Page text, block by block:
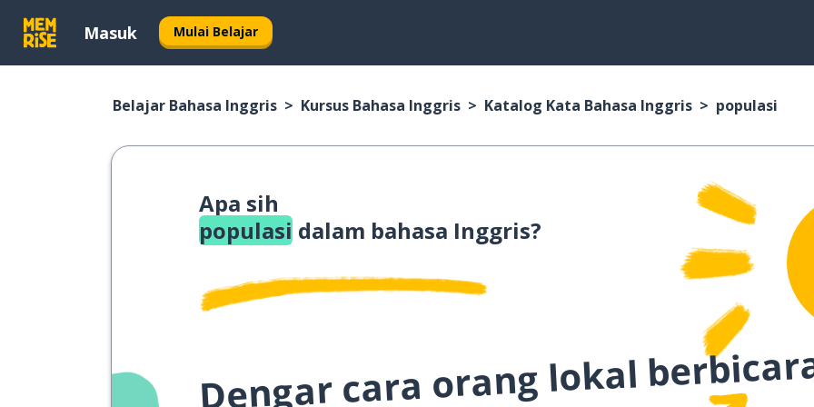
Masuk Mulai Belajar
Belajar Bahasa Inggris Kursus Bahasa Inggris Katalog Kata Bahasa Inggris populasi
Apa sih
populasi dalam bahasa Inggris?
Dengar cara orang lokal